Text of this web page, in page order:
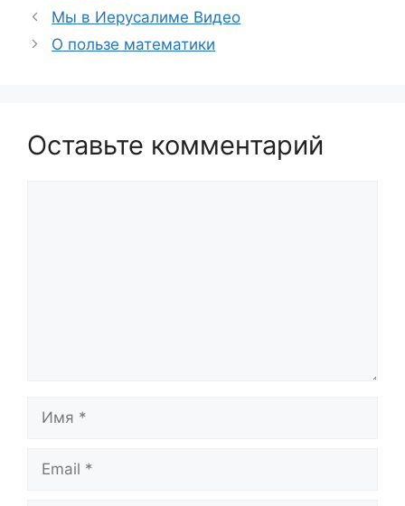
Мы в Иерусалиме Видео
О пользе математики
Оставьте комментарий